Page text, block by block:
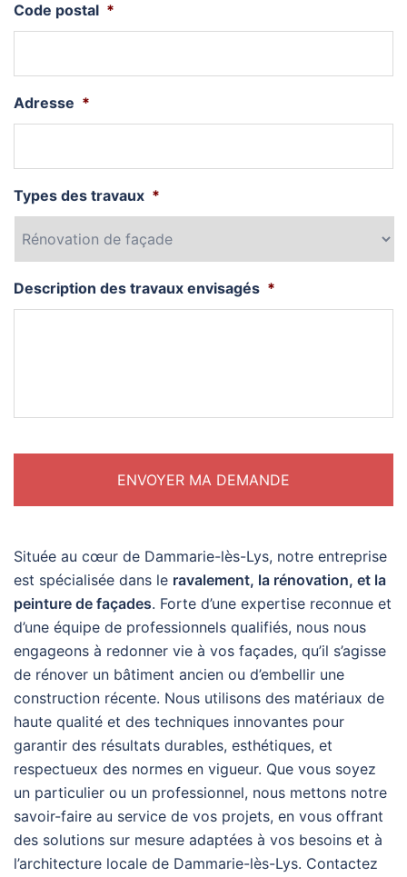
Code postal *
Adresse *
Types des travaux *
Description des travaux envisagés *
Située au cœur de Dammarie-lès-Lys, notre entreprise
est spécialisée dans le ravalement, la rénovation, et la
peinture de façades. Forte d’une expertise reconnue et
d’une équipe de professionnels qualifiés, nous nous
engageons à redonner vie à vos façades, qu’il s’agisse
de rénover un bâtiment ancien ou d’embellir une
construction récente. Nous utilisons des matériaux de
haute qualité et des techniques innovantes pour
garantir des résultats durables, esthétiques, et
respectueux des normes en vigueur. Que vous soyez
un particulier ou un professionnel, nous mettons notre
savoir-faire au service de vos projets, en vous offrant
des solutions sur mesure adaptées à vos besoins et à
l’architecture locale de Dammarie-lès-Lys. Contactez